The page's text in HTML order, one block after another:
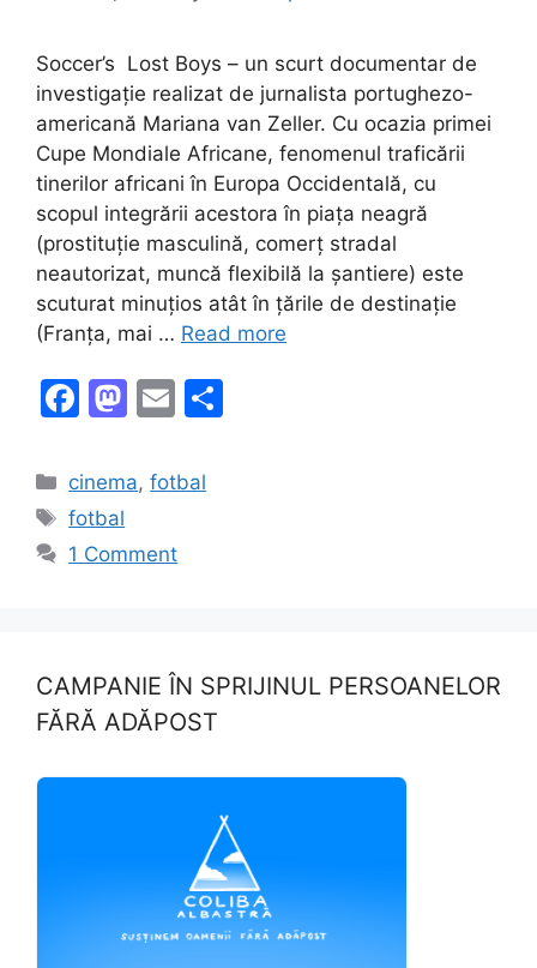
Soccer’s Lost Boys – un scurt documentar de
investigație realizat de jurnalista portughezo-
americană Mariana van Zeller. Cu ocazia primei
Cupe Mondiale Africane, fenomenul traficării
tinerilor africani în Europa Occidentală, cu
scopul integrării acestora în piața neagră
(prostituție masculină, comerț stradal
neautorizat, muncă flexibilă la șantiere) este
scuturat minuțios atât în țările de destinație
(Franța, mai … Read more
F
c
e
b
k
M
st
d
E
ai
Categories
cinema,fotbal
Tags
fotbal
1 Comment
CAMPANIE ÎN SPRIJINUL PERSOANELOR
FĂRĂ ADĂPOST